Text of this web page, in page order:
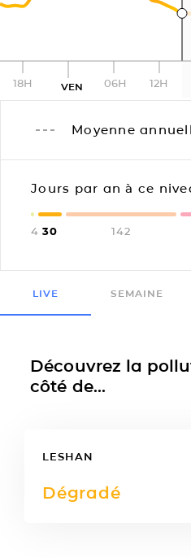
18H VEN 06H 12H
Moyenne
Jours par an à ce
4 30 142
LIVE SEMAINE
Découvrez la
côté de...
LESHAN
Dégradé